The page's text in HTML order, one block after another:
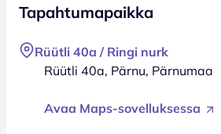
Tapahtumapaikka
Rüütli 40a / Ringi nurk
Rüütli 40a, Pärnu, Pärnumaa
Avaa Maps-sovelluksessa